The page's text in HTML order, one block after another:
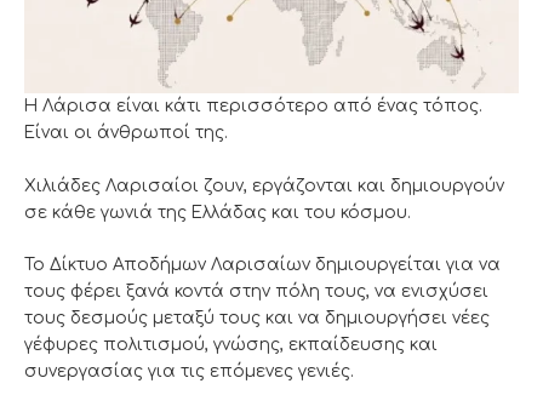
Η Λάρισα είναι κάτι περισσότερο από ένας τόπος.
Είναι οι άνθρωποί της.
Χιλιάδες Λαρισαίοι ζουν, εργάζονται και δημιουργούν
σε κάθε γωνιά της Ελλάδας και του κόσμου.
Το Δίκτυο Αποδήμων Λαρισαίων δημιουργείται για να
τους φέρει ξανά κοντά στην πόλη τους, να ενισχύσει
τους δεσμούς μεταξύ τους και να δημιουργήσει νέες
γέφυρες πολιτισμού, γνώσης, εκπαίδευσης και
συνεργασίας για τις επόμενες γενιές.